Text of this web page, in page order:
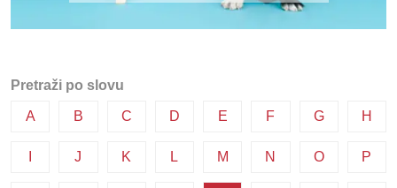
Pretraži po slovu
A B C D E F G H
J K L M N O P